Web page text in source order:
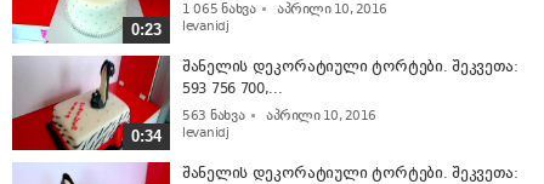
0:23
1 065 ნახვა
აპრილი 10, 2016
levanidj
0:34
შანელის დეკორატიული ტორტები. შეკვეთა:
593 756 700,...
563 ნახვა
აპრილი 10, 2016
levanidj
შანელის დეკორატიული ტორტები. შეკვეთა: